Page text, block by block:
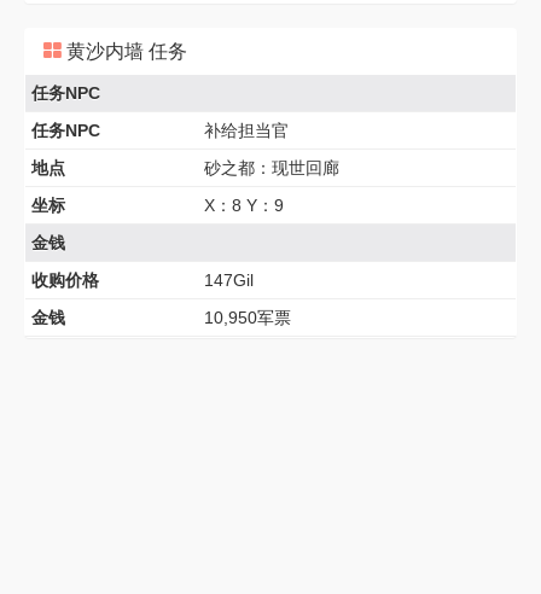
黄沙内墙 任务
任务NPC
任务NPC
补给担当官
地点
砂之都：现世回廊
坐标
X：8 Y：9
金钱
收购价格
147Gil
金钱
10,950军票